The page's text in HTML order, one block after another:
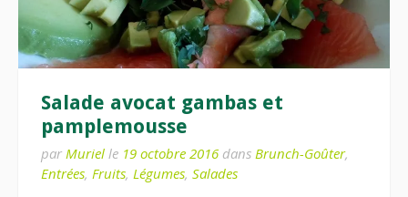
Salade avocat gambas et
pamplemousse
par Muriel le 19 octobre 2016 dans Brunch-Goûter,
Entrées, Fruits, Légumes, Salades